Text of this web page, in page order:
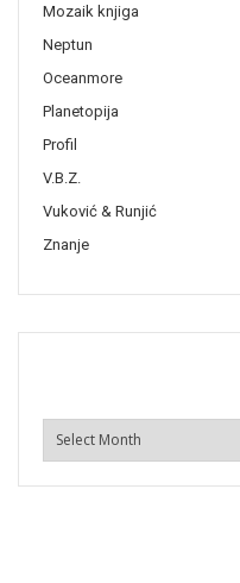
Mozaik knjiga
Neptun
Oceanmore
Planetopija
Profil
V.B.Z.
Vuković & Runjić
Znanje
ARHIVA